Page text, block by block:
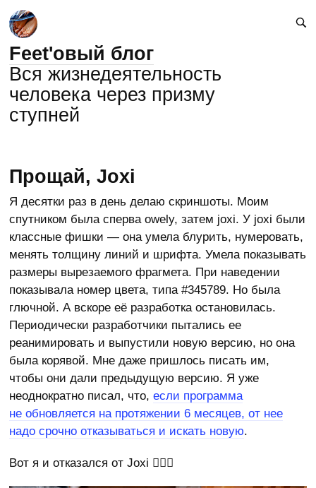
Feet'овый блог
Вся жизнедеятельность
человека через призму
ступней
Прощай, Joxi
Я десятки раз в день делаю скриншоты. Моим
спутником была сперва owely, затем joxi. У joxi были
классные фишки — она умела блурить, нумеровать,
менять толщину линий и шрифта. Умела показывать
размеры вырезаемого фрагмета. При наведении
показывала номер цвета, типа #345789. Но была
глючной. А вскоре её разработка остановилась.
Периодически разработчики пытались ее
реанимировать и выпустили новую версию, но она
была корявой. Мне даже пришлось писать им,
чтобы они дали предыдущую версию. Я уже
неоднократно писал, что,если программа
не обновляется на протяжении 6 месяцев, от нее
надо срочно отказываться и искать новую.
Вот я и отказался от Joxi 🧏🏻‍♂️